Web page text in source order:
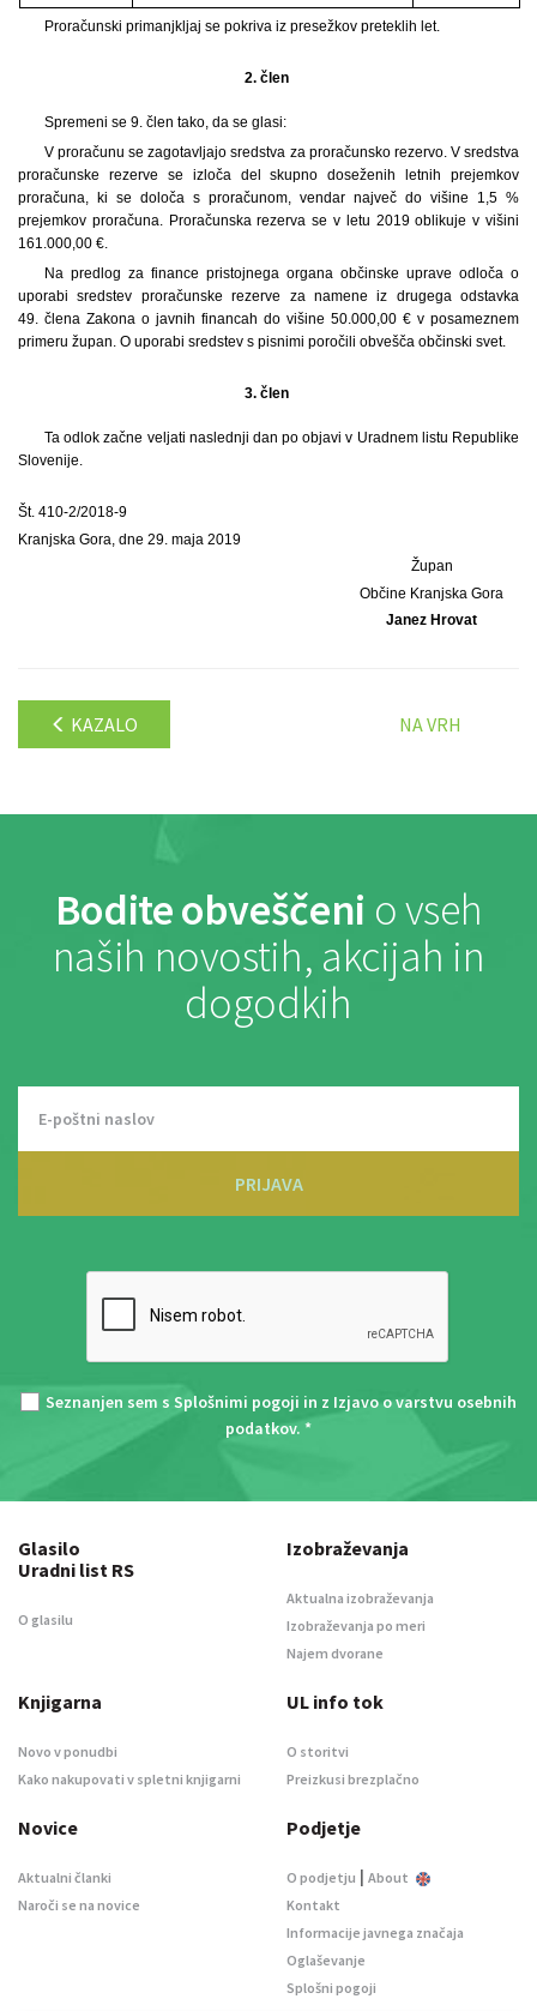
Proračunski primanjkljaj se pokriva iz presežkov preteklih let.
2. člen
Spremeni se 9. člen tako, da se glasi:
V proračunu se zagotavljajo sredstva za proračunsko rezervo. V sredstva
proračunske rezerve se izloča del skupno doseženih letnih prejemkov
proračuna, ki se določa s proračunom, vendar največ do višine 1,5 %
prejemkov proračuna. Proračunska rezerva se v letu 2019 oblikuje v višini
161.000,00 €.
Na predlog za finance pristojnega organa občinske uprave odloča o
uporabi sredstev proračunske rezerve za namene iz drugega odstavka
49. člena Zakona o javnih financah do višine 50.000,00 € v posameznem
primeru župan. O uporabi sredstev s pisnimi poročili obvešča občinski svet.
3. člen
Ta odlok začne veljati naslednji dan po objavi v Uradnem listu Republike
Slovenije.
Št. 410-2/2018-9
Kranjska Gora, dne 29. maja 2019
Župan
Občine Kranjska Gora
Janez Hrovat
KAZALO NA VRH
Bodite obveščeni o vseh
naših novostih, akcijah in
dogodkih
PRIJAVA
Seznanjen sem s Splošnimi pogoji in z Izjavo o varstvu osebnih
podatkov. *
Glasilo
Uradni list RS
O glasilu
Izobraževanja
Aktualna izobraževanja
Izobraževanja po meri
Najem dvorane
Knjigarna
Novo v ponudbi
Kako nakupovati v spletni knjigarni
UL info tok
O storitvi
Preizkusi brezplačno
Novice
Aktualni članki
Naroči se na novice
Podjetje
O podjetju | About
Kontakt
Informacije javnega značaja
Oglaševanje
Splošni pogoji